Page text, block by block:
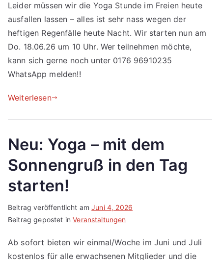
Leider müssen wir die Yoga Stunde im Freien heute
ausfallen lassen – alles ist sehr nass wegen der
heftigen Regenfälle heute Nacht. Wir starten nun am
Do. 18.06.26 um 10 Uhr. Wer teilnehmen möchte,
kann sich gerne noch unter 0176 96910235
WhatsApp melden!!
Weiterlesen
Neu: Yoga – mit dem
Sonnengruß in den Tag
starten!
Beitrag veröffentlicht amJuni 4, 2026
Beitrag gepostet inVeranstaltungen
Ab sofort bieten wir einmal/Woche im Juni und Juli
kostenlos für alle erwachsenen Mitglieder und die